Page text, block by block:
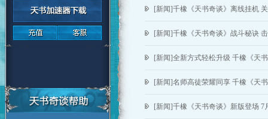
[新闻]千橡《天书奇谈》离线挂机
[新闻]千橡《天书奇谈》战斗秘诀
[新闻]全新方式轻松升级 千橡《天
[新闻]名师高徒荣耀同享 千橡《天
[新闻]千橡《天书奇谈》新版登场 7